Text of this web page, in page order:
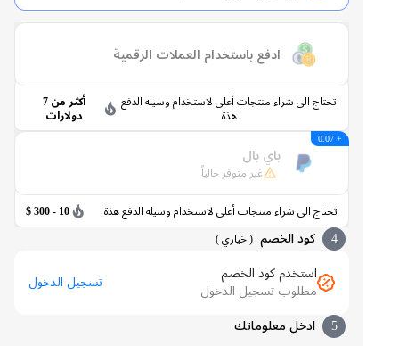
ادفع باستخدام العملات الرقمية
تحتاج الى شراء منتجات أعلى لاستخدام وسيله الدفع
أكثر من 7
دولارات
باي بال
غير متوفر حالياً
تحتاج الى شراء منتجات أعلى لاستخدام وسيله الدفع هذة 10 - 300 $
كود الخصم (خياري )
استخدم كود الخصم
مطلوب تسجيل الدخول
تسجيل الدخول
ادخل معلوماتك